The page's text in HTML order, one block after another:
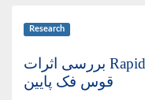
Research
بررسی اثرات Rapid palatal Expansion بر عرض
قوس فک پایین